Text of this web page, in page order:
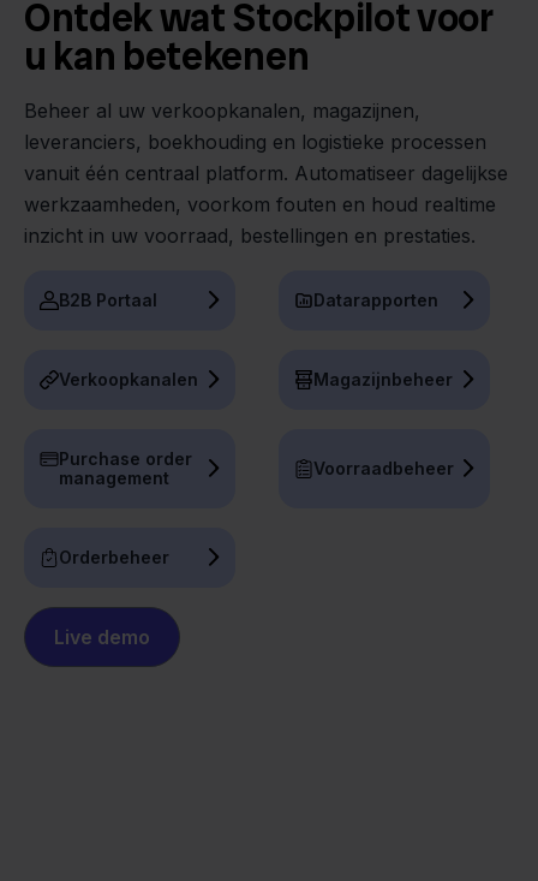
Ontdek wat Stockpilot voor
u kan betekenen
Beheer al uw verkoopkanalen, magazijnen,
leveranciers, boekhouding en logistieke processen
vanuit één centraal platform. Automatiseer dagelijkse
werkzaamheden, voorkom fouten en houd realtime
inzicht in uw voorraad, bestellingen en prestaties.
B2B Portaal Datarapporten
Verkoopkanalen Magazijnbeheer
Purchase order
management
Voorraadbeheer
Orderbeheer
Live demo